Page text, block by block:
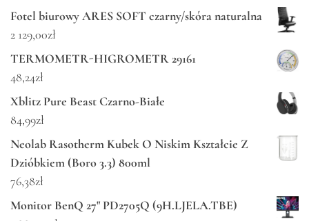
Fotel biurowy ARES SOFT czarny/skóra naturalna
2 129,00zł
TERMOMETR-HIGROMETR 29161
48,24zł
Xblitz Pure Beast Czarno-Białe
84,99zł
Neolab Rasotherm Kubek O Niskim Kształcie Z
Dzióbkiem (Boro 3.3) 800ml
76,38zł
Monitor BenQ 27" PD2705Q (9H.LJELA.TBE)